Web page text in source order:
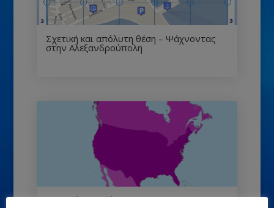
Σχετική και απόλυτη θέση – Ψάχνοντας
στην Αλεξανδρούπολη
Πολυχάρτης Βόρειας Αμερικής 3